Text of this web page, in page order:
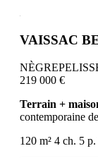
VAISSAC
219 000 €
Terrain +
contemporaine
120 m² 4 ch. 5 p.